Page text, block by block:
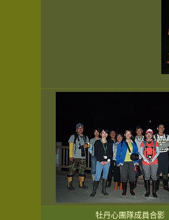
牡丹心團隊成員合影